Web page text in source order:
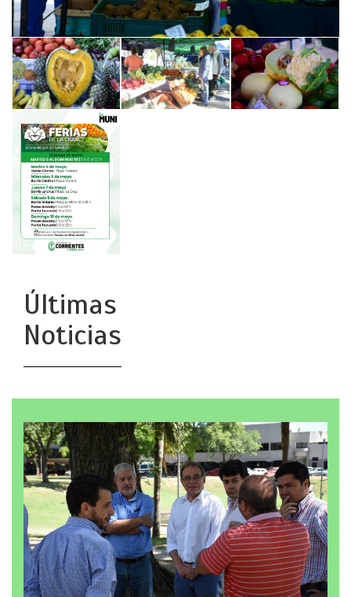
Últimas
Noticias